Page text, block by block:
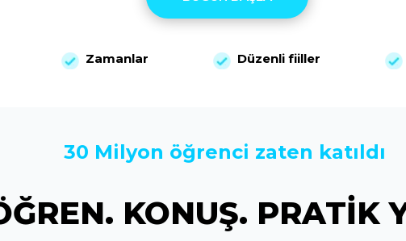
Zamanlar Düzenli fiiller
30 Milyon öğrenci zaten katıldı
KONUŞ. PRATIK